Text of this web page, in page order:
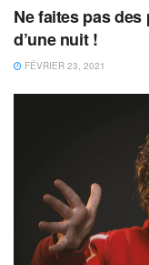
Ne faites pas
d’une nuit !
FÉVRIER 23, 2021